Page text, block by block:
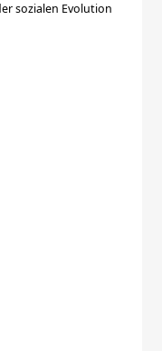
sozialen Evolution